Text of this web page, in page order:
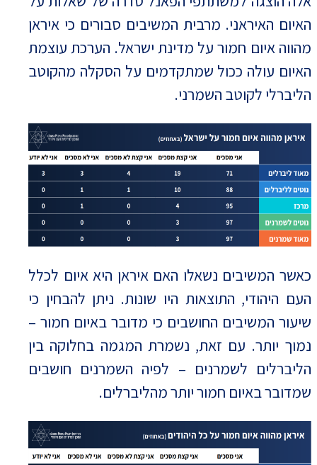
האיום האיראני. מרבית המשיבים סבורים כי איראן
מהווה איום חמור על מדינת ישראל. הערכת עוצמת
האיום עולה ככול שמתקדמים על הסקלה מהקוטב
הליברלי לקוטב השמרני.
כאשר המשיבים נשאלו האם איראן היא איום לכלל
העם היהודי, התוצאות היו שונות. ניתן להבחין כי
שיעור המשיבים החושבים כי מדובר באיום חמור –
נמוך יותר. עם זאת, נשמרת המגמה בחלוקה בין
הליברלים לשמרנים – לפיה השמרנים חושבים
שמדובר באיום חמור יותר מהליברלים.